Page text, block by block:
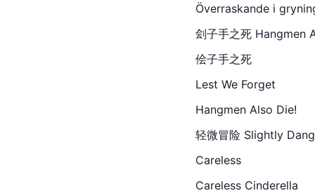
Överraskande i
刽子手之死 Hangmen
侩子手之死
Lest We Forget
Hangmen Also Die!
轻微冒险 Slightly
Careless
Careless Cinderella